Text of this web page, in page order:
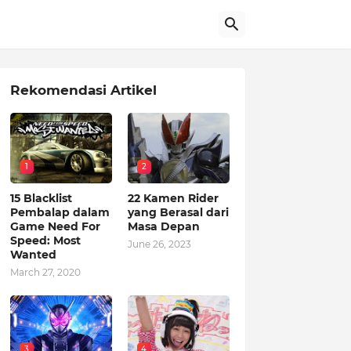
Rekomendasi Artikel
1
15 Blacklist
Pembalap dalam
Game Need For
Speed: Most
Wanted
March 27, 2020
2
22 Kamen Rider
yang Berasal dari
Masa Depan
June 26, 2023